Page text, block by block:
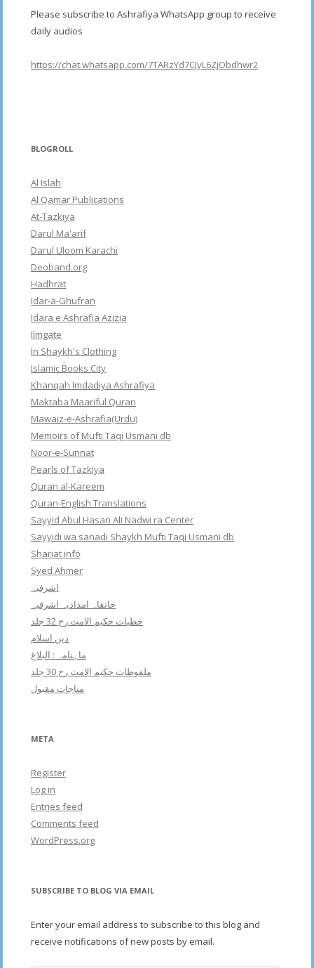
Please subscribe to Ashrafiya WhatsApp group to receive
daily audios
https://chat.whatsapp.com/7TARzYd7CJyL6ZjObdhwr2
BLOGROLL
Al Islah
Al Qamar Publications
At-Tazkiya
Darul Ma'arif
Darul Uloom Karachi
Deoband.org
Hadhrat
Idar-a-Ghufran
Idara e Ashrafia Azizia
Ilmgate
In Shaykh's Clothing
Islamic Books City
Khanqah Imdadiya Ashrafiya
Maktaba Maariful Quran
Mawaiz-e-Ashrafia(Urdu)
Memoirs of Mufti Taqi Usmani db
Noor-e-Sunnat
Pearls of Tazkiya
Quran al-Kareem
Quran-English Translations
Sayyid Abul Hasan Ali Nadwi ra Center
Sayyidi wa sanadi Shaykh Mufti Taqi Usmani db
Shariat info
Syed Ahmer
اشرفبہ
خانقاہ امدادیہ اشرفیہ
خطبات حکیم الامت رح 32 جلد
دین اسلام
ماہنامہ : البلاغ
ملفوظات حکیم الامت رح 30 جلد
مناجات مقبول
META
Register
Log in
Entries feed
Comments feed
WordPress.org
SUBSCRIBE TO BLOG VIA EMAIL
Enter your email address to subscribe to this blog and
receive notifications of new posts by email.